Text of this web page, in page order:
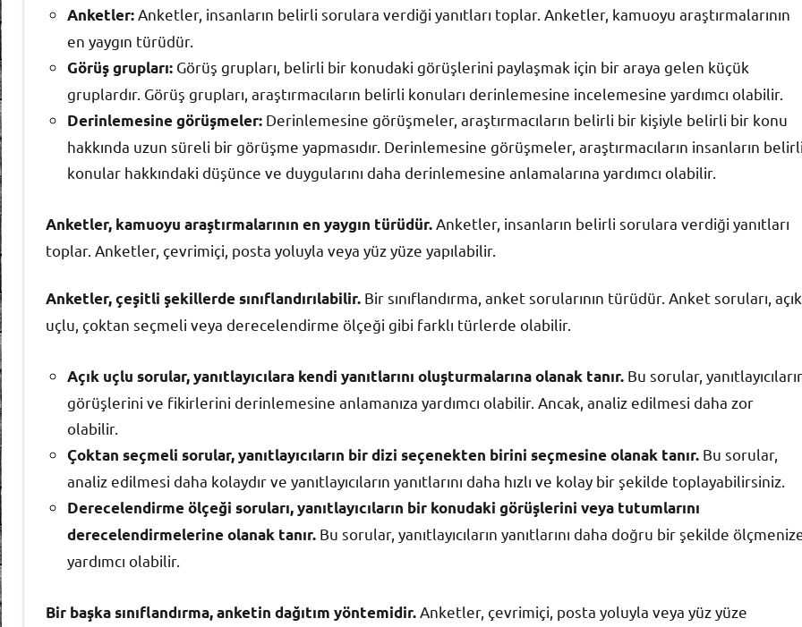
Anketler: Anketler, insanların belirli sorulara verdiği yanıtları toplar. Anketler, kamuoyu araştırmalarının
en yaygın türüdür.
Görüş grupları: Görüş grupları, belirli bir konudaki görüşlerini paylaşmak için bir araya gelen küçük
gruplardır. Görüş grupları, araştırmacıların belirli konuları derinlemesine incelemesine yardımcı olabilir.
Derinlemesine görüşmeler: Derinlemesine görüşmeler, araştırmacıların belirli bir kişiyle belirli bir konu
hakkında uzun süreli bir görüşme yapmasıdır. Derinlemesine görüşmeler, araştırmacıların insanların
konular hakkındaki düşünce ve duygularını daha derinlemesine anlamalarına yardımcı olabilir.
Anketler, kamuoyu araştırmalarının en yaygın türüdür. Anketler, insanların belirli sorulara verdiği yanıtları
toplar. Anketler, çevrimiçi, posta yoluyla veya yüz yüze yapılabilir.
Anketler, çeşitli şekillerde sınıflandırılabilir. Bir sınıflandırma, anket sorularının türüdür. Anket soruları, açık
uçlu, çoktan seçmeli veya derecelendirme ölçeği gibi farklı türlerde olabilir.
Açık uçlu sorular, yanıtlayıcılara kendi yanıtlarını oluşturmalarına olanak tanır. Bu sorular,
görüşlerini ve fikirlerini derinlemesine anlamanıza yardımcı olabilir. Ancak, analiz edilmesi daha zor
olabilir.
Çoktan seçmeli sorular, yanıtlayıcıların bir dizi seçenekten birini seçmesine olanak tanır. Bu sorular,
analiz edilmesi daha kolaydır ve yanıtlayıcıların yanıtlarını daha hızlı ve kolay bir şekilde toplayabilirsiniz.
Derecelendirme ölçeği soruları, yanıtlayıcıların bir konudaki görüşlerini veya tutumlarını
derecelendirmelerine olanak tanır. Bu sorular, yanıtlayıcıların yanıtlarını daha doğru bir şekilde
yardımcı olabilir.
Bir başka sınıflandırma, anketin dağıtım yöntemidir. Anketler, çevrimiçi, posta yoluyla veya yüz yüze